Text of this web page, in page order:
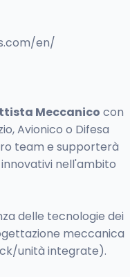
en/
Meccanico con
Avionico o Difesa
team e supporterà
nell'ambito
delle tecnologie dei
meccanica
unità integrate).